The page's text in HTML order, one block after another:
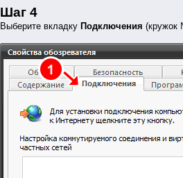
Шаг 4
Выберите вкладку Подключения (кружок